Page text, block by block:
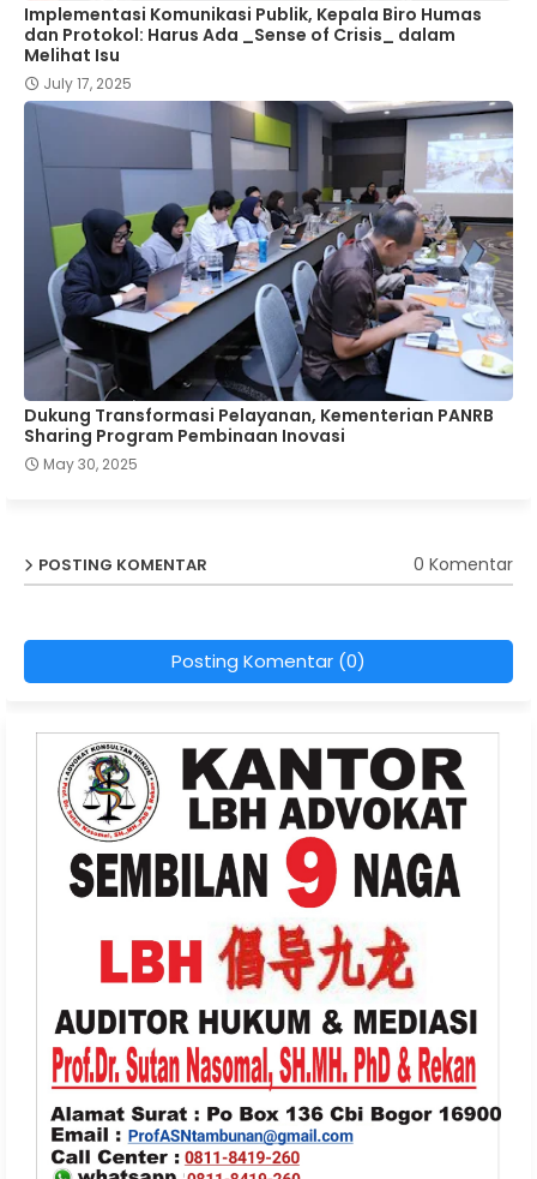
Implementasi Komunikasi Publik, Kepala Biro Humas
dan Protokol: Harus Ada _Sense of Crisis_ dalam
Melihat Isu
July 17, 2025
Dukung Transformasi Pelayanan, Kementerian PANRB
Sharing Program Pembinaan Inovasi
May 30, 2025
POSTING KOMENTAR 0 Komentar
Posting Komentar (0)